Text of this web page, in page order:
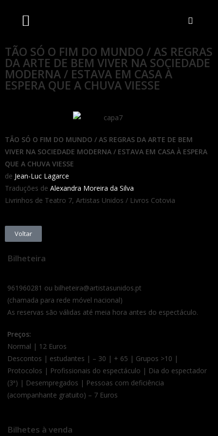
TÃO SÓ O FIM DO MUNDO / AS REGRAS
DA ARTE DE BEM VIVER NA SOCIEDADE
MODERNA / ESTAVA EM CASA À
ESPERA QUE A CHUVA VIESSE
TÃO SÓ O FIM DO MUNDO / AS REGRAS DA ARTE DE BEM
VIVER NA SOCIEDADE MODERNA / ESTAVA EM CASA À ESPERA
QUE A CHUVA VIESSE
de Jean-Luc Lagarce
Traduções de Alexandra Moreira da Silva
Livrinhos de Teatro 7, Artistas Unidos / Livros Cotovia
Voltar
Bilheteira
961960281 ou bilheteira@artistasunidos.pt
(chamada para rede móvel nacional)
As reservas são válidas até meia hora antes do espectáculo.
Preços:
Normal | 12 Euros
Descontos | estudantes | – 30 | + 65 | Grupos >10 |
Protocolos | Profissionais do espectáculo | Dia do espectador
(3ª) | Desempregados | Pessoas com deficiência
(acompanhante gratuito) – 7 Euros
Bilhetes à venda